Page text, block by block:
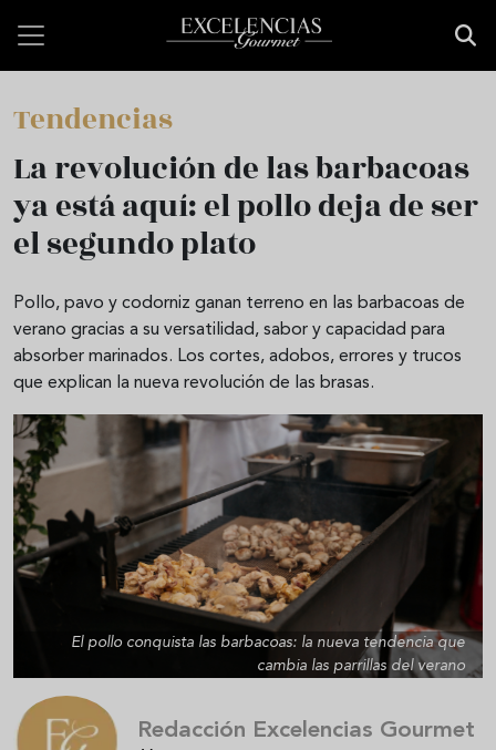
Tendencias
La revolución de las barbacoas
ya está aquí: el pollo deja de ser
el segundo plato
Pollo, pavo y codorniz ganan terreno en las barbacoas de
verano gracias a su versatilidad, sabor y capacidad para
absorber marinados. Los cortes, adobos, errores y trucos
que explican la nueva revolución de las brasas.
El pollo conquista las barbacoas: la nueva tendencia que
cambia las parrillas del verano
Redacción Excelencias Gourmet